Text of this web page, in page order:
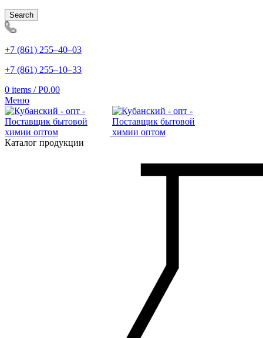
Search
+7 (861) 255‒40‒03
+7 (861) 255‒10‒33
0 items / Р0.00
Меню
Каталог продукции